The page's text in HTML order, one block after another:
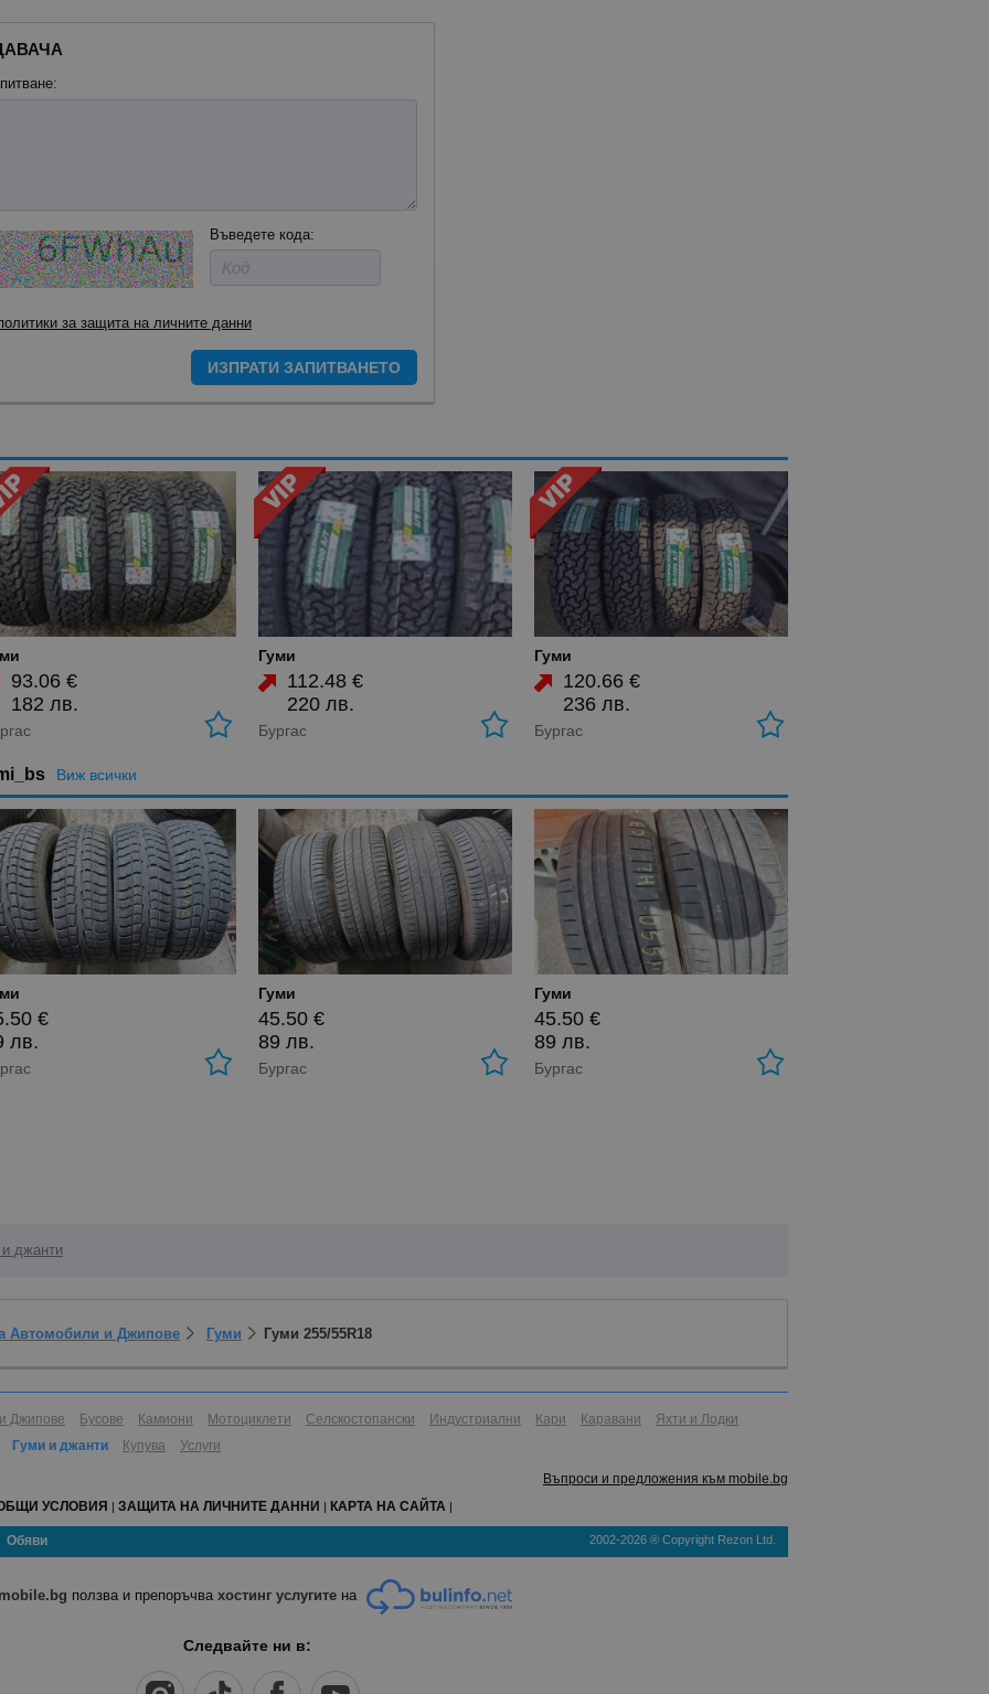
Въведете кода:
за защита на личните данни
ИЗПРАТИ ЗАПИТВАНЕТО
93.06 €
182 лв.
Гуми
112.48 €
220 лв.
Бургас
Гуми
120.66 €
236 лв.
Бургас
Виж всички
€
лв.
Гуми
45.50 €
89 лв.
Бургас
Гуми
45.50 €
89 лв.
Бургас
джанти
Автомобили и Джипове Гуми Гуми 255/55R18
Джипове Бусове Камиони Мотоциклети Селскостопански Индустриални Кари Каравани
Яхти и Лодки
Гуми и джанти Купува Услуги
Въпроси и предложения към mobile.bg
УСЛОВИЯ ЗАЩИТА НА ЛИЧНИТЕ ДАННИ КАРТА НА САЙТА
Обяви 2002-2026 ® Copyright Rezon Ltd.
mobile.bg ползва и препоръчвахостинг услугите на
Следвайте ни в: